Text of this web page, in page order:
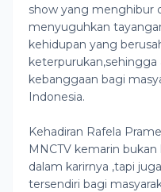
show yang menghibur
menyuguhkan
kehidupan yang
keterpurukan,sehingga
kebanggaan bagi
Indonesia.
Kehadiran Rafela
MNCTV kemarin
dalam karirnya ,tapi
tersendiri bagi